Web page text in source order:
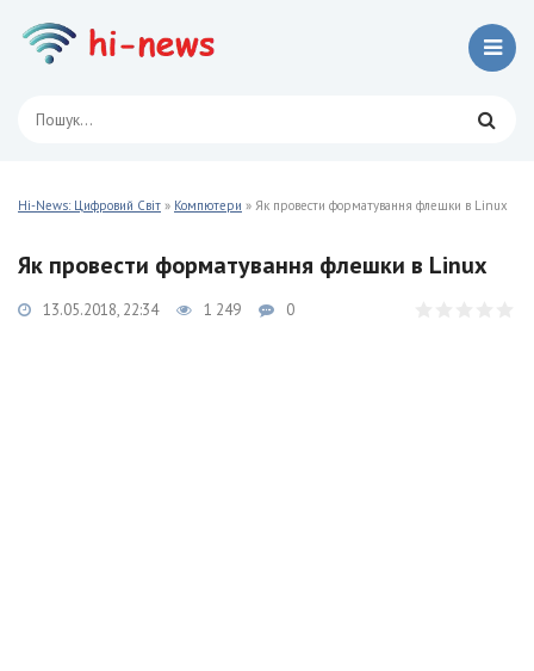
Hi-News: Цифровий Світ » Компютери » Як провести форматування флешки в Linux
Як провести форматування флешки в Linux
13.05.2018, 22:34 1 249 0